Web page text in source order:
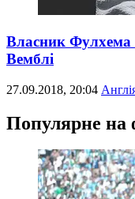
Власник Фулхема
Вемблі
27.09.2018, 20:04
Популярне на